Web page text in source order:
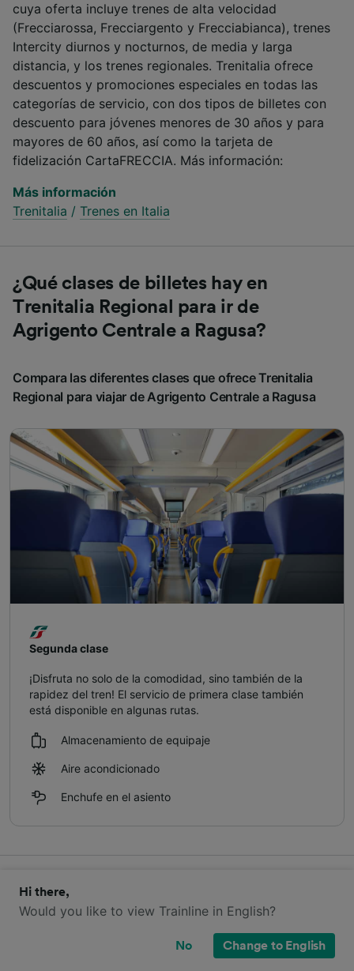
cuya oferta incluye trenes de alta velocidad
(Frecciarossa, Frecciargento y Frecciabianca), trenes
Intercity diurnos y nocturnos, de media y larga
distancia, y los trenes regionales. Trenitalia ofrece
descuentos y promociones especiales en todas las
categorías de servicio, con dos tipos de billetes con
descuento para jóvenes menores de 30 años y para
mayores de 60 años, así como la tarjeta de
fidelización CartaFRECCIA. Más información:
Más información
Trenitalia / Trenes en Italia
¿Qué clases de billetes hay en
Trenitalia Regional para ir de
Agrigento Centrale a Ragusa?
Compara las diferentes clases que ofrece Trenitalia
Regional para viajar de Agrigento Centrale a Ragusa
Segunda clase
¡Disfruta no solo de la comodidad, sino también de la
rapidez del tren! El servicio de primera clase también
está disponible en algunas rutas.
Almacenamiento de equipaje
Aire acondicionado
Enchufe en el asiento
¿Qué servicios a bordo hay en
Trenitalia Regional de Agrigento
Centrale a Ragusa?
Hi there,
Would you like to view Trainline in English?
No Change to English